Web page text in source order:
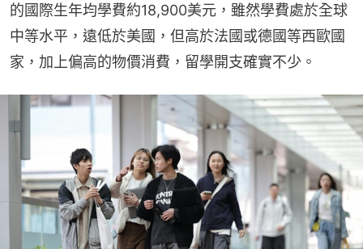
的國際生年均學費約18,900美元，雖然學費處於全球
中等水平，遠低於美國，但高於法國或德國等西歐國
家，加上偏高的物價消費，留學開支確實不少。